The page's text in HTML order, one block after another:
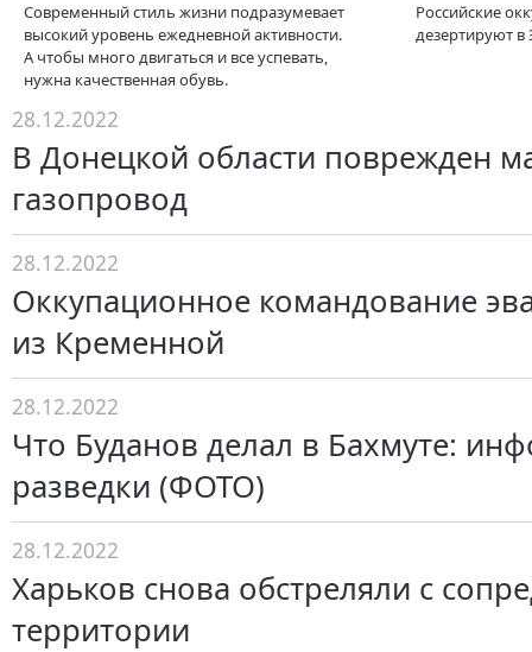
Современный стиль жизни подразумевает
высокий уровень ежедневной активности.
А чтобы много двигаться и все успевать,
нужна качественная обувь.
Российские
дезертируют в
28.12.2022
В Донецкой области поврежден
газопровод
28.12.2022
Оккупационное командование
из Кременной
28.12.2022
Что Буданов делал в Бахмуте:
разведки (ФОТО)
28.12.2022
Харьков снова обстреляли с
территории